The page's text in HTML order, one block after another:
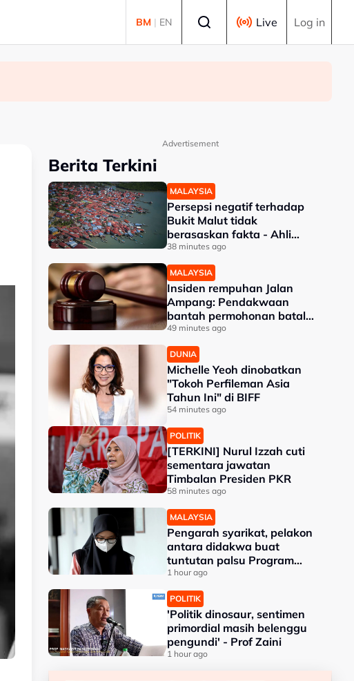
BM | EN Live Log in
Advertisement
Berita Terkini
MALAYSIA
Persepsi negatif terhadap
Bukit Malut tidak
berasaskan fakta - Ahli
Akademik
38 minutes ago
MALAYSIA
Insiden rempuhan Jalan
Ampang: Pendakwaan
bantah permohonan batal
pertuduhan bunuh
49 minutes ago
DUNIA
Michelle Yeoh dinobatkan
"Tokoh Perfileman Asia
Tahun Ini" di BIFF
54 minutes ago
POLITIK
[TERKINI] Nurul Izzah cuti
sementara jawatan
Timbalan Presiden PKR
58 minutes ago
MALAYSIA
Pengarah syarikat, pelakon
antara didakwa buat
tuntutan palsu Program
Daya Kerjaya Perkeso
1 hour ago
POLITIK
'Politik dinosaur, sentimen
primordial masih belenggu
pengundi' - Prof Zaini
1 hour ago